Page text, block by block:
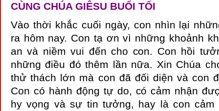
CÙNG CHÚA GIÊSU BUỔI TỐI
Vào thời khắc cuối ngày, con nhìn lại
ra hôm nay. Con tạ ơn vì những khoảnh
an và niềm vui đến cho con. Con hồi
những điều đó thêm lần nữa. Xin Chúa
thử thách lớn mà con đã đối diện và con
Con có hành động tự do, có cảm nhận
hy vọng và sự tin tưởng, hay là con cảm